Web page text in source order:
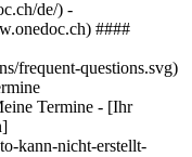
de/) -
####
frequent-questions.svg)
Termine - [Ihr
kann-nicht-erstellt-